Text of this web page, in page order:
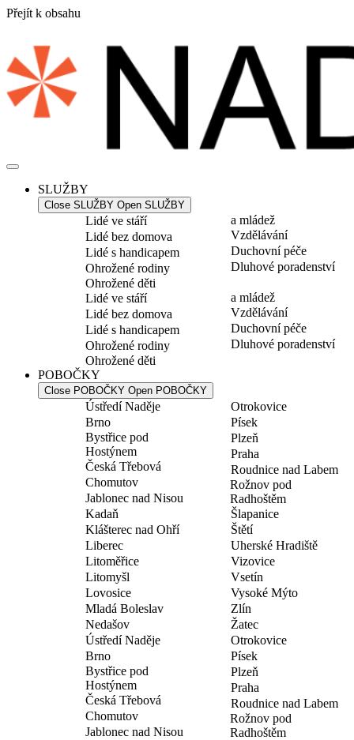
Přejít k obsahu
SLUŽBY
Close SLUŽBY Open SLUŽBY
Lidé ve stáří
Lidé bez domova
Lidé s handicapem
Ohrožené rodiny
Ohrožené děti
a mládež
Vzdělávání
Duchovní péče
Dluhové poradenství
Lidé ve stáří
Lidé bez domova
Lidé s handicapem
Ohrožené rodiny
Ohrožené děti
a mládež
Vzdělávání
Duchovní péče
Dluhové poradenství
POBOČKY
Close POBOČKY Open POBOČKY
Ústředí Naděje
Brno
Bystřice pod
Hostýnem
Česká Třebová
Chomutov
Jablonec nad Nisou
Kadaň
Klášterec nad Ohří
Liberec
Litoměřice
Litomyšl
Lovosice
Mladá Boleslav
Nedašov
Otrokovice
Písek
Plzeň
Praha
Roudnice nad Labem
Rožnov pod
Radhoštěm
Šlapanice
Štětí
Uherské Hradiště
Vizovice
Vsetín
Vysoké Mýto
Zlín
Žatec
Ústředí Naděje
Brno
Bystřice pod
Hostýnem
Česká Třebová
Chomutov
Jablonec nad Nisou
Otrokovice
Písek
Plzeň
Praha
Roudnice nad Labem
Rožnov pod
Radhoštěm